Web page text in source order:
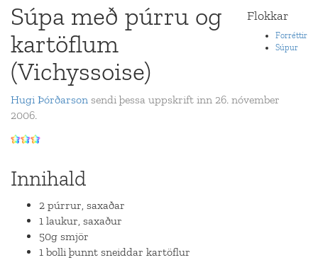
Flokkar
Forréttir
Súpur
Súpa með púrru og
kartöflum
(Vichyssoise)
Hugi Þórðarson sendi þessa uppskrift inn 26. nóvember
2006.
Innihald
2 púrrur, saxaðar
1 laukur, saxaður
50g smjör
1 bolli þunnt sneiddar kartöflur